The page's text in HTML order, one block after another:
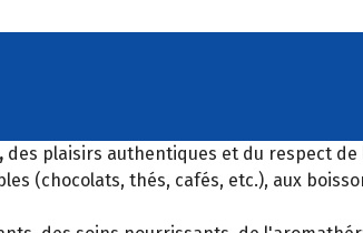
des plaisirs authentiques et du respect de
(chocolats, thés, cafés, etc.), aux